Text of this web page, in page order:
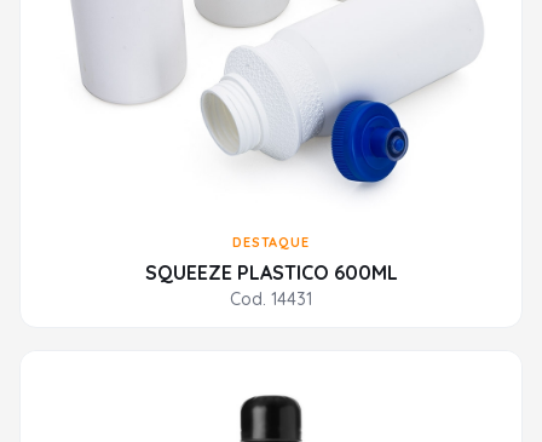
DESTAQUE
SQUEEZE PLASTICO 600ML
Cod. 14431